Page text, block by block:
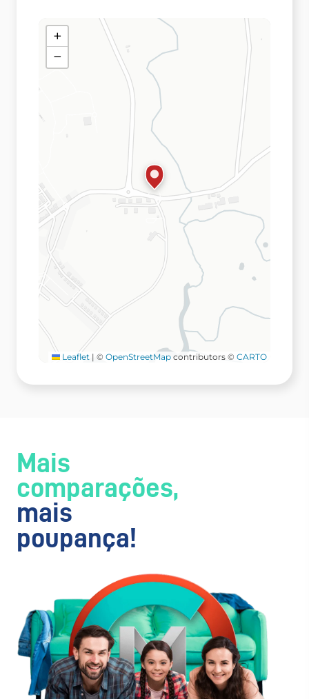
+
−
Leaflet | © OpenStreetMap contributors © CARTO
Mais
comparações,
mais
poupança!